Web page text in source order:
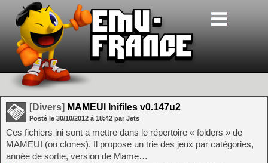
[Divers] MAMEUI Inifiles v0.147u2
Posté le 30/10/2012 à 18:42 par Jets
Ces fichiers ini sont a mettre dans le répertoire « folders » de
MAMEUI (ou clones). Il propose un trie des jeux par catégories,
année de sortie, version de Mame…